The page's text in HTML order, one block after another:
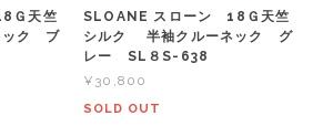
Ｇ天竺
ック ブ
SLOANE スローン 18Ｇ天竺
シルク 半袖クルーネック グ
レー SL８S-638
¥30,800
SOLD OUT